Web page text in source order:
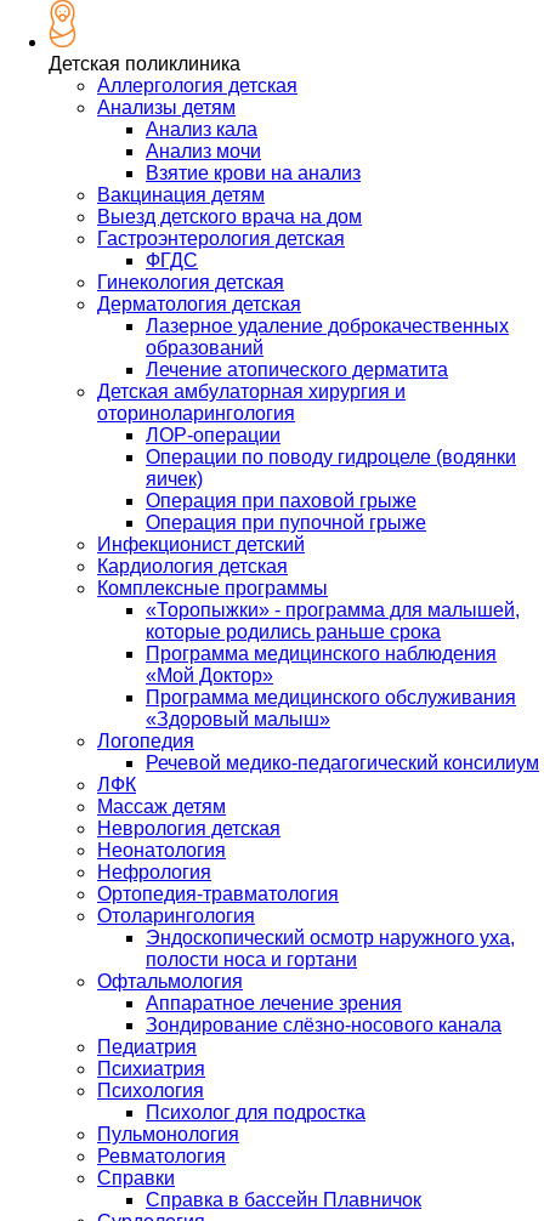
Детская поликлиника
Аллергология детская
Анализы детям
Анализ кала
Анализ мочи
Взятие крови на анализ
Вакцинация детям
Выезд детского врача на дом
Гастроэнтерология детская
ФГДС
Гинекология детская
Дерматология детская
Лазерное удаление доброкачественных
образований
Лечение атопического дерматита
Детская амбулаторная хирургия и
оториноларингология
ЛОР-операции
Операции по поводу гидроцеле (водянки
яичек)
Операция при паховой грыже
Операция при пупочной грыже
Инфекционист детский
Кардиология детская
Комплексные программы
«Торопыжки» - программа для малышей,
которые родились раньше срока
Программа медицинского наблюдения
«Мой Доктор»
Программа медицинского обслуживания
«Здоровый малыш»
Логопедия
Речевой медико-педагогический консилиум
ЛФК
Массаж детям
Неврология детская
Неонатология
Нефрология
Ортопедия-травматология
Отоларингология
Эндоскопический осмотр наружного уха,
полости носа и гортани
Офтальмология
Аппаратное лечение зрения
Зондирование слёзно-носового канала
Педиатрия
Психиатрия
Психология
Психолог для подростка
Пульмонология
Ревматология
Справки
Справка в бассейн Плавничок